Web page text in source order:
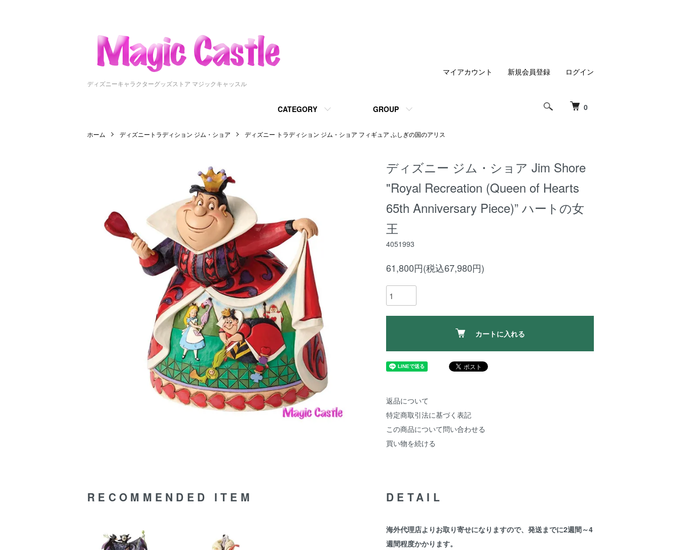
ディズニーキャラクターグッズストア マジックキャッスル
0
CATEGORY GROUP
マイアカウント 新規会員登録 ログイン
ホーム ディズニートラディション ジム・ショア ディズニー トラディション ジム・ショア フィギュア ふしぎの国のアリス
ディズニー ジム・ショア Jim Shore
"Royal Recreation (Queen of Hearts
65th Anniversary Piece)” ハートの女
王
4051993
61,800円(税込67,980円)
カートに入れる
返品について
特定商取引法に基づく表記
この商品について問い合わせる
買い物を続ける
DETAIL
海外代理店よりお取り寄せになりますので、発送までに2週間～4
週間程度かかります。
RECOMMENDED ITEM